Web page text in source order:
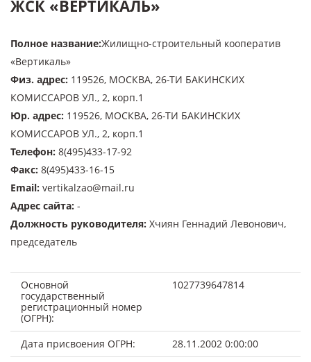
ЖСК «ВЕРТИКАЛЬ»
Полное название:Жилищно-строительный кооператив
«Вертикаль»
Физ. адрес: 119526, МОСКВА, 26-ТИ БАКИНСКИХ
КОМИССАРОВ УЛ., 2, корп.1
Юр. адрес: 119526, МОСКВА, 26-ТИ БАКИНСКИХ
КОМИССАРОВ УЛ., 2, корп.1
Телефон: 8(495)433-17-92
Факс: 8(495)433-16-15
Email: vertikalzao@mail.ru
Адрес сайта: -
Должность руководителя: Хчиян Геннадий Левонович,
председатель
Основной
государственный
регистрационный номер
(ОГРН):
1027739647814
Дата присвоения ОГРН:
28.11.2002 0:00:00